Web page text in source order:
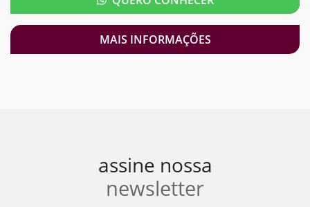
MAIS INFORMAÇÕES
assine nossa
newsletter